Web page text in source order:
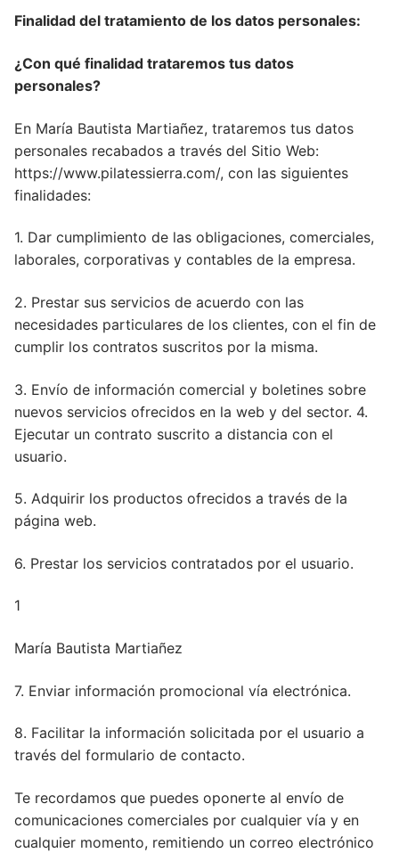
Finalidad del tratamiento de los datos personales:
¿Con qué finalidad trataremos tus datos
personales?
En María Bautista Martiañez, trataremos tus datos
personales recabados a través del Sitio Web:
https://www.pilatessierra.com/, con las siguientes
finalidades:
1. Dar cumplimiento de las obligaciones, comerciales,
laborales, corporativas y contables de la empresa.
2. Prestar sus servicios de acuerdo con las
necesidades particulares de los clientes, con el fin de
cumplir los contratos suscritos por la misma.
3. Envío de información comercial y boletines sobre
nuevos servicios ofrecidos en la web y del sector. 4.
Ejecutar un contrato suscrito a distancia con el
usuario.
5. Adquirir los productos ofrecidos a través de la
página web.
6. Prestar los servicios contratados por el usuario.
1
María Bautista Martiañez
7. Enviar información promocional vía electrónica.
8. Facilitar la información solicitada por el usuario a
través del formulario de contacto.
Te recordamos que puedes oponerte al envío de
comunicaciones comerciales por cualquier vía y en
cualquier momento, remitiendo un correo electrónico